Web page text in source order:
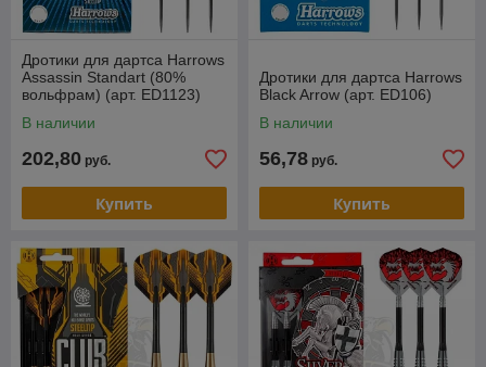
Дротики для дартса Harrows
Assassin Standart (80%
вольфрам) (арт. ED1123)
В наличии
202,80 руб.
Купить
Дротики для дартса Harrows
Black Arrow (арт. ED106)
В наличии
56,78 руб.
Купить